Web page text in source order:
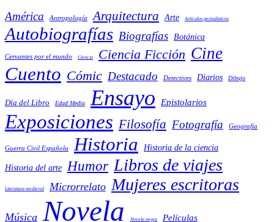
América Antropología Arquitectura Arte Artículos periodísticos
Autobiografías Biografías Botánica
Cervantes por el mundo Ciencia Ciencia Ficción Cine
Cuento Cómic Destacado Detectives Diarios Dibujo
Día del Libro Edad Media Ensayo Epistolarios
Exposiciones Filosofía Fotografía Geografía
Guerra Civil Española Historia Historia de la ciencia
Historia del arte Humor Libros de viajes
Literatura medieval Microrrelato Mujeres escritoras
Música Novela Novela negra Películas